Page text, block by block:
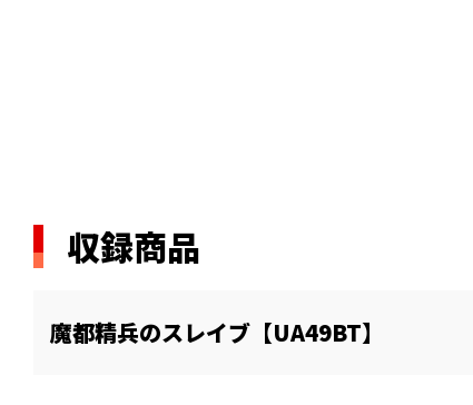
収録商品
魔都精兵のスレイブ【UA49BT】